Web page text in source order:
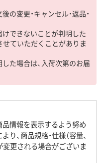
の変更・キャンセル・返品・
けできないことが判明した
せていただくことがありま
た場合は、入荷次第のお届
品情報を表示するよう努め
、商品規格・仕様（容量、
変更される場合がございま